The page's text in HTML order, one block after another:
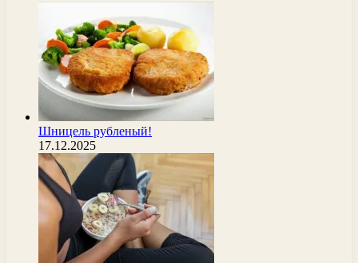
Шницель рубленый!
17.12.2025